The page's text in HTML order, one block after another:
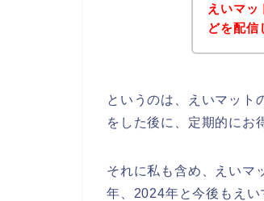
えいマッ
どを配信
というのは、えいマット
をした後に、定期的にお
それに私も含め、えいマ
年、2024年と今後もえい